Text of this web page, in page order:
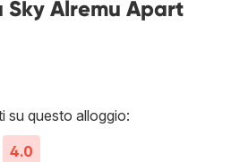
Sky Alremu Apart
su questo alloggio:
4.0